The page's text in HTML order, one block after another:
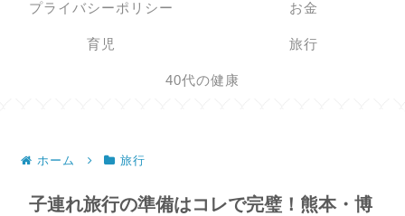
プライバシーポリシー お金
育児 旅行
40代の健康
ホーム 旅行
子連れ旅行の準備はコレで完璧！熊本・博